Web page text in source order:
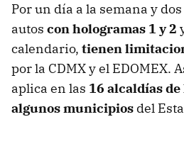
Por un día a la semana y
autos con hologramas 1 y 2
calendario, tienen
por la CDMX y el EDOMEX.
aplica en las 16 alcaldías
algunos municipios del